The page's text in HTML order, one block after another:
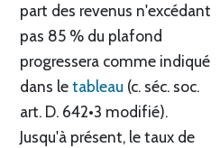
part des revenus n'excédant
pas 85 % du plafond
progressera comme indiqué
dans letableau (c. séc. soc.
art. D. 642•3 modifié).
Jusqu'à présent, le taux de